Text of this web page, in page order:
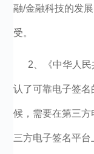
融/金融科技的发
受。
2、《中华人
认了可靠电子签
候，需要在第三
三方电子签名平